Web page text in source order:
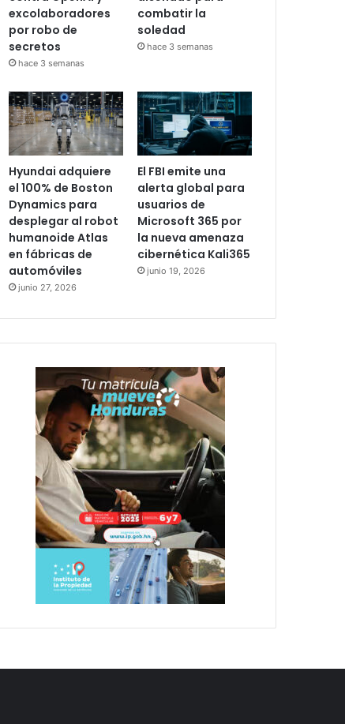
excolaboradores
por robo de
secretos
hace 3 semanas
combatir la
soledad
hace 3 semanas
Hyundai adquiere
el 100% de Boston
Dynamics para
desplegar al robot
humanoide Atlas
en fábricas de
automóviles
junio 27, 2026
El FBI emite una
alerta global para
usuarios de
Microsoft 365 por
la nueva amenaza
cibernética Kali365
junio 19, 2026